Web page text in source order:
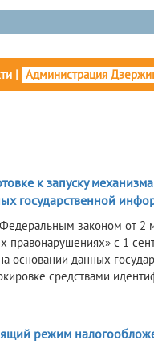
| Администрация
к запуску
государственной
Федеральным законом от
правонарушениях» с 1
основании данных
средствами
режим